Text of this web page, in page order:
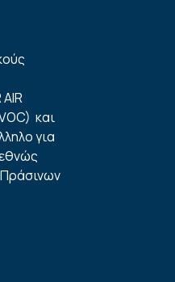
και
για